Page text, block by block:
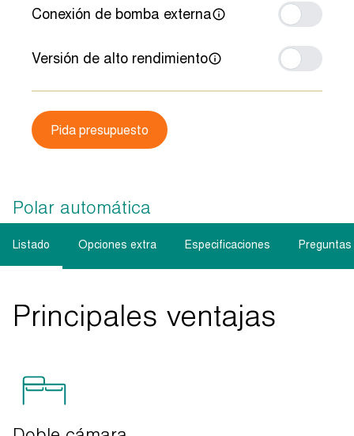
Conexión de bomba externa
Versión de alto rendimiento
Pida presupuesto
Polar automática
Listado Opciones extra Especificaciones
Principales ventajas